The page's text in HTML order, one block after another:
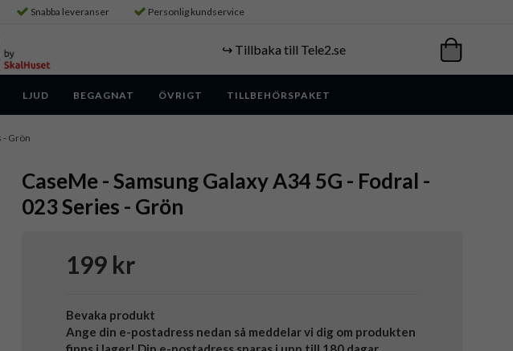
Snabba leveranser Personlig kundservice
↪️ Tillbaka till Tele2.se
LJUD BEGAGNAT ÖVRIGT TILLBEHÖRSPAKET
- Grön
CaseMe - Samsung Galaxy A34 5G - Fodral -
023 Series - Grön
199 kr
Bevaka produkt
Ange din e-postadress nedan så meddelar vi dig om produkten